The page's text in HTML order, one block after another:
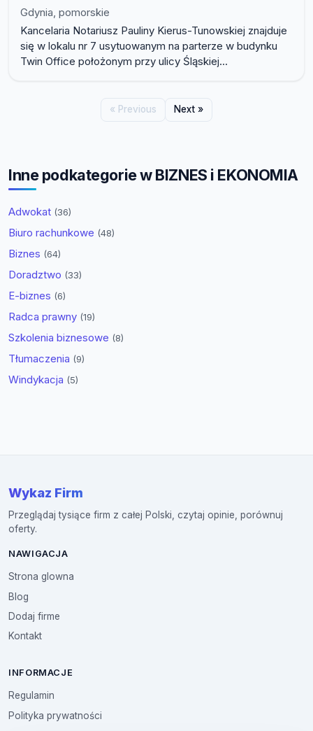
Gdynia, pomorskie
Kancelaria Notariusz Pauliny Kierus-Tunowskiej znajduje
się w lokalu nr 7 usytuowanym na parterze w budynku
Twin Office położonym przy ulicy Śląskiej...
« Previous Next »
Inne podkategorie w BIZNES i EKONOMIA
Adwokat (36)
Biuro rachunkowe (48)
Biznes (64)
Doradztwo (33)
E-biznes (6)
Radca prawny (19)
Szkolenia biznesowe (8)
Tłumaczenia (9)
Windykacja (5)
Wykaz Firm
Przeglądaj tysiące firm z całej Polski, czytaj opinie, porównuj
oferty.
NAWIGACJA
Strona glowna
Blog
Dodaj firme
Kontakt
INFORMACJE
Regulamin
Polityka prywatności